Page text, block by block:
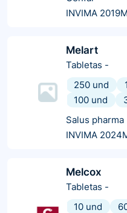
INVIMA
Melart
Tabletas -
250 und
100 und
Salus pharma
INVIMA
Melcox
Tabletas -
10 und